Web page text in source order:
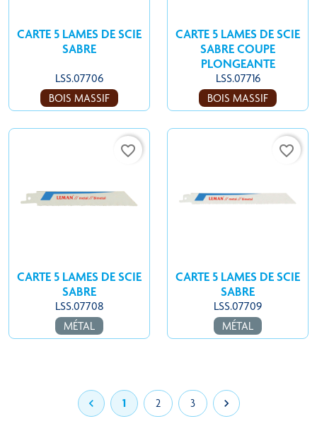
CARTE 5 LAMES DE SCIE
SABRE
LSS.07706
BOIS MASSIF
CARTE 5 LAMES DE SCIE
SABRE COUPE
PLONGEANTE
LSS.07716
BOIS MASSIF
favorite_border
CARTE 5 LAMES DE SCIE
SABRE
LSS.07708
MÉTAL
favorite_border
CARTE 5 LAMES DE SCIE
SABRE
LSS.07709
MÉTAL
 1 2 3 